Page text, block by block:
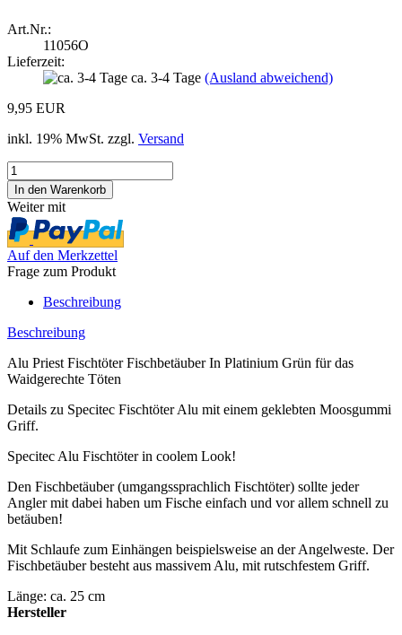
Art.Nr.:
11056O
Lieferzeit:
ca. 3-4 Tage (Ausland abweichend)
9,95 EUR
inkl. 19% MwSt. zzgl. Versand
Weiter mit
Auf den Merkzettel
Frage zum Produkt
Beschreibung
Beschreibung
Alu Priest Fischtöter Fischbetäuber In Platinium Grün für das
Waidgerechte Töten
Details zu Specitec Fischtöter Alu mit einem geklebten Moosgummi
Griff.
Specitec Alu Fischtöter in coolem Look!
Den Fischbetäuber (umgangssprachlich Fischtöter) sollte jeder
Angler mit dabei haben um Fische einfach und vor allem schnell zu
betäuben!
Mit Schlaufe zum Einhängen beispielsweise an der Angelweste. Der
Fischbetäuber besteht aus massivem Alu, mit rutschfestem Griff.
Länge: ca. 25 cm
Hersteller